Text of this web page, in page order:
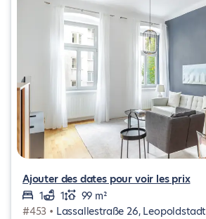
Ajouter des dates pour voir les prix
1
1
99 m²
#453 • Lassallestraße 26, Leopoldstadt